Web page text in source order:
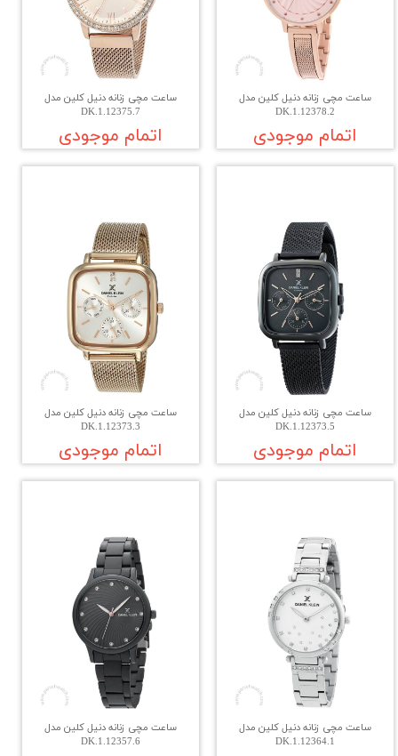
ساعت مچی زنانه دنیل کلین مدل
DK.1.12378.2
اتمام موجودی
ساعت مچی زنانه دنیل کلین مدل
DK.1.12375.7
اتمام موجودی
ساعت مچی زنانه دنیل کلین مدل
DK.1.12373.5
اتمام موجودی
ساعت مچی زنانه دنیل کلین مدل
DK.1.12373.3
اتمام موجودی
ساعت مچی زنانه دنیل کلین مدل
DK.1.12364.1
ساعت مچی زنانه دنیل کلین مدل
DK.1.12357.6